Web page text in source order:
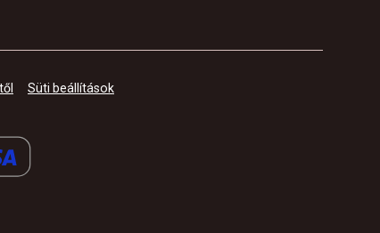
Süti beállítások